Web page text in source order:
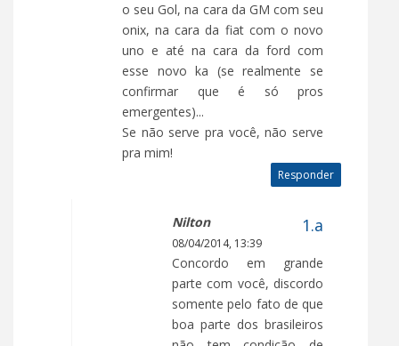
o seu Gol, na cara da GM com seu
onix, na cara da fiat com o novo
uno e até na cara da ford com
esse novo ka (se realmente se
confirmar que é só pros
emergentes)...
Se não serve pra você, não serve
pra mim!
Responder
Nilton
08/04/2014, 13:39
Concordo em grande
parte com você, discordo
somente pelo fato de que
boa parte dos brasileiros